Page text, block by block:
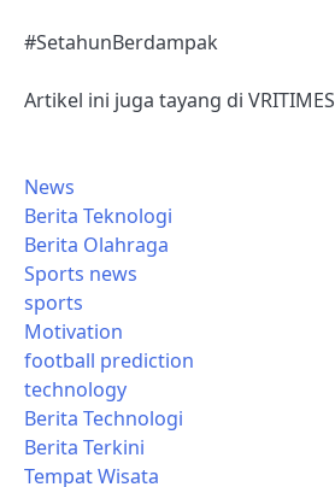
#SetahunBerdampak
Artikel ini juga tayang di VRITIMES
News
Berita Teknologi
Berita Olahraga
Sports news
sports
Motivation
football prediction
technology
Berita Technologi
Berita Terkini
Tempat Wisata